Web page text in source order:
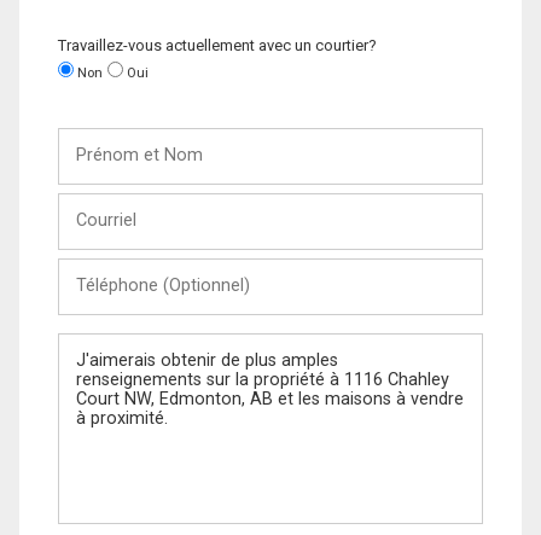
Travaillez-vous actuellement avec un courtier?
Non Oui
Nom
(Optionnel)
Message